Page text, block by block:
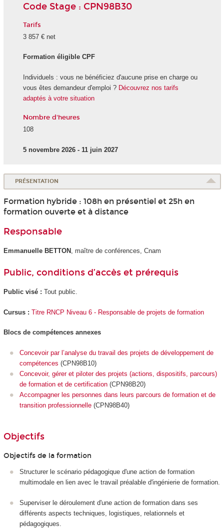
Code Stage : CPN98B30
Tarifs
3 857 € net
Formation éligible CPF
Individuels : vous ne bénéficiez d'aucune prise en charge ou
vous êtes demandeur d'emploi ? Découvrez nos tarifs
adaptés à votre situation
Nombre d'heures
108
5 novembre 2026 - 11 juin 2027
PRÉSENTATION
Formation hybride : 108h en présentiel et 25h en
formation ouverte et à distance
Responsable
Emmanuelle BETTON , maître de conférences, Cnam
Public, conditions d’accès et prérequis
Public visé : Tout public.
Cursus : Titre RNCP Niveau 6 - Responsable de projets de formation
Blocs de compétences annexes
Concevoir par l’analyse du travail des projets de développement de
compétences (CPN98B10)
Concevoir, gérer et piloter des projets (actions, dispositifs, parcours)
de formation et de certification (CPN98B20)
Accompagner les personnes dans leurs parcours de formation et de
transition professionnelle (CPN98B40)
Objectifs
Objectifs de la formation
Structurer le scénario pédagogique d'une action de formation
multimodale en lien avec le travail préalable d'ingénierie de formation.
Superviser le déroulement d'une action de formation dans ses
différents aspects techniques, logistiques, relationnels et
pédagogiques.